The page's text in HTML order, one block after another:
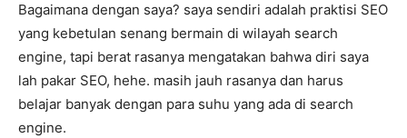
Bagaimana dengan saya? saya sendiri adalah praktisi SEO
yang kebetulan senang bermain di wilayah search
engine, tapi berat rasanya mengatakan bahwa diri saya
lah pakar SEO, hehe. masih jauh rasanya dan harus
belajar banyak dengan para suhu yang ada di search
engine.